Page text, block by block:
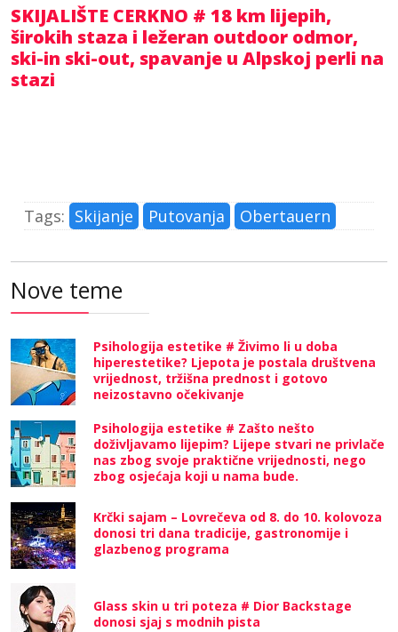
SKIJALIŠTE CERKNO # 18 km lijepih,
širokih staza i ležeran outdoor odmor,
ski-in ski-out, spavanje u Alpskoj perli na
stazi
Tags: Skijanje Putovanja Obertauern
Nove teme
Psihologija estetike # Živimo li u doba
hiperestetike? Ljepota je postala društvena
vrijednost, tržišna prednost i gotovo
neizostavno očekivanje
Psihologija estetike # Zašto nešto
doživljavamo lijepim? Lijepe stvari ne privlače
nas zbog svoje praktične vrijednosti, nego
zbog osjećaja koji u nama bude.
Krčki sajam – Lovrečeva od 8. do 10. kolovoza
donosi tri dana tradicije, gastronomije i
glazbenog programa
Glass skin u tri poteza # Dior Backstage
donosi sjaj s modnih pista